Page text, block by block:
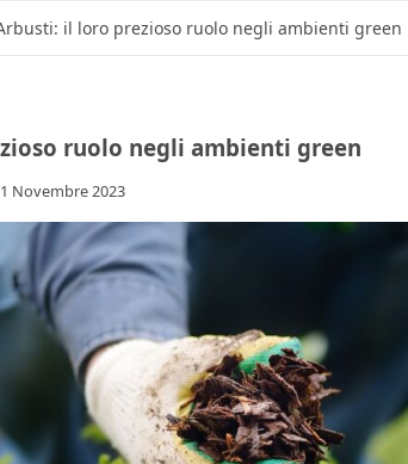
il loro prezioso ruolo negli ambienti green
ruolo negli ambienti green
Novembre 2023